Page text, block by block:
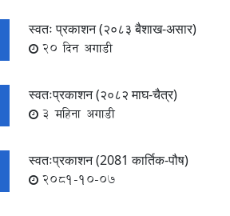
स्वतः प्रकाशन (२०८३ बैशाख-असार)
20 दिन अगाडी
स्वतःप्रकाशन (२०८२ माघ-चैत्र)
3 महिना अगाडी
स्वतःप्रकाशन (2081 कार्तिक-पौष)
2081-10-07